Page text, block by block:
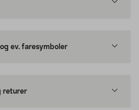
ev. faresymboler
returer